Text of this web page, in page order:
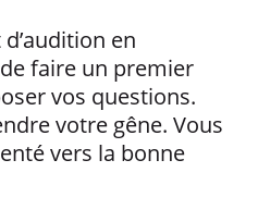
en
faire un premier
vos questions.
votre gêne. Vous
vers la bonne